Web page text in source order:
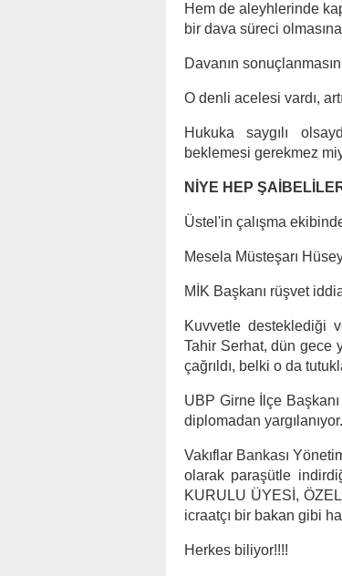
Hem de aleyhlerinde
bir dava süreci
Davanın
O denli acelesi vardı,
Hukuka saygılı
beklemesi gerekmez
NİYE HEP
Üstel'in çalışma
Mesela Müsteşarı
MİK Başkanı rüşvet
Kuvvetle desteklediği
Tahir Serhat, dün gece
çağrıldı, belki o da
UBP Girne İlçe
diplomadan
Vakıflar Bankası
olarak paraşütle
KURULU ÜYESİ,
icraatçı bir bakan gibi
Herkes biliyor!!!!